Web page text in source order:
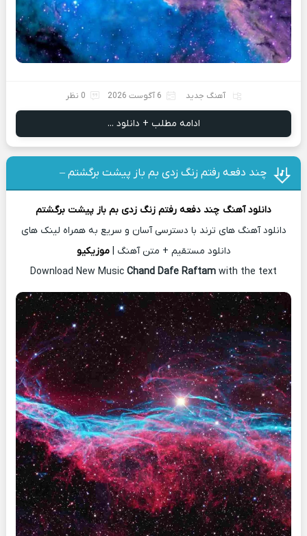
آهنگ جدید 6 آگوست 2026 0 نظر
ادامه مطلب + دانلود ...
چند دفعه رفتم زنگ زدی بم باز پیشت برگشتم –
دانلود آهنگ چند دفعه رفتم زنگ زدی بم باز پیشت برگشتم
دانلود آهنگ های ترند با دسترسی آسان و سریع به همراه لینک های
دانلود مستقیم + متن آهنگ | موزیکیو
Download New Music Chand Dafe Raftam with the text